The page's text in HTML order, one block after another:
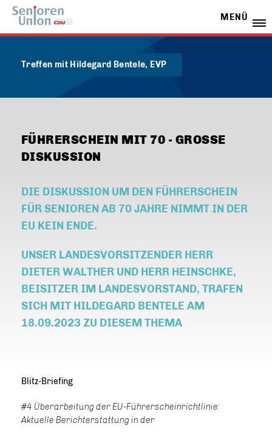
MENÜ
Treffen mit Hildegard Bentele, EVP
FÜHRERSCHEIN MIT 70 - GROSSE D
ISKUSSION
DIE DISKUSSION UM DEN FÜHRERSCHEIN
FÜR SENIOREN AB 70 JAHRE NIMMT IN DER
EU KEIN ENDE.
UNSER LANDESVORSITZENDER HERR
DIETER WALTHER UND HERR HEINSCHKE,
BEISITZER IM LANDESVORSTAND, TRAFEN
SICH MIT HILDEGARD BENTELE AM
18.09.2023 ZU DIESEM THEMA
Blitz-Briefing
#4 Überarbeitung der EU-Führerscheinrichtlinie:
Aktuelle Berichterstattung in der